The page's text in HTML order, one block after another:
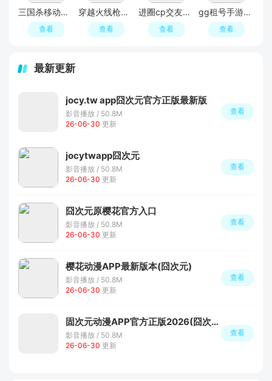
三国杀移动版官方正版
查看
穿越火线枪战王者最新版
查看
进圈cp交友软件手机版
查看
gg租号手游一键上号app安卓版
查看
最新更新
jocy.tw app囧次元官方正版最新版
影音播放 / 50.8M
26-06-30 更新
查看
jocytwapp囧次元
影音播放 / 50.8M
26-06-30 更新
查看
囧次元原樱花官方入口
影音播放 / 50.8M
26-06-30 更新
查看
樱花动漫APP最新版本(囧次元)
影音播放 / 50.8M
26-06-30 更新
查看
固次元动漫APP官方正版2026(囧次元)
影音播放 / 50.8M
26-06-30 更新
查看